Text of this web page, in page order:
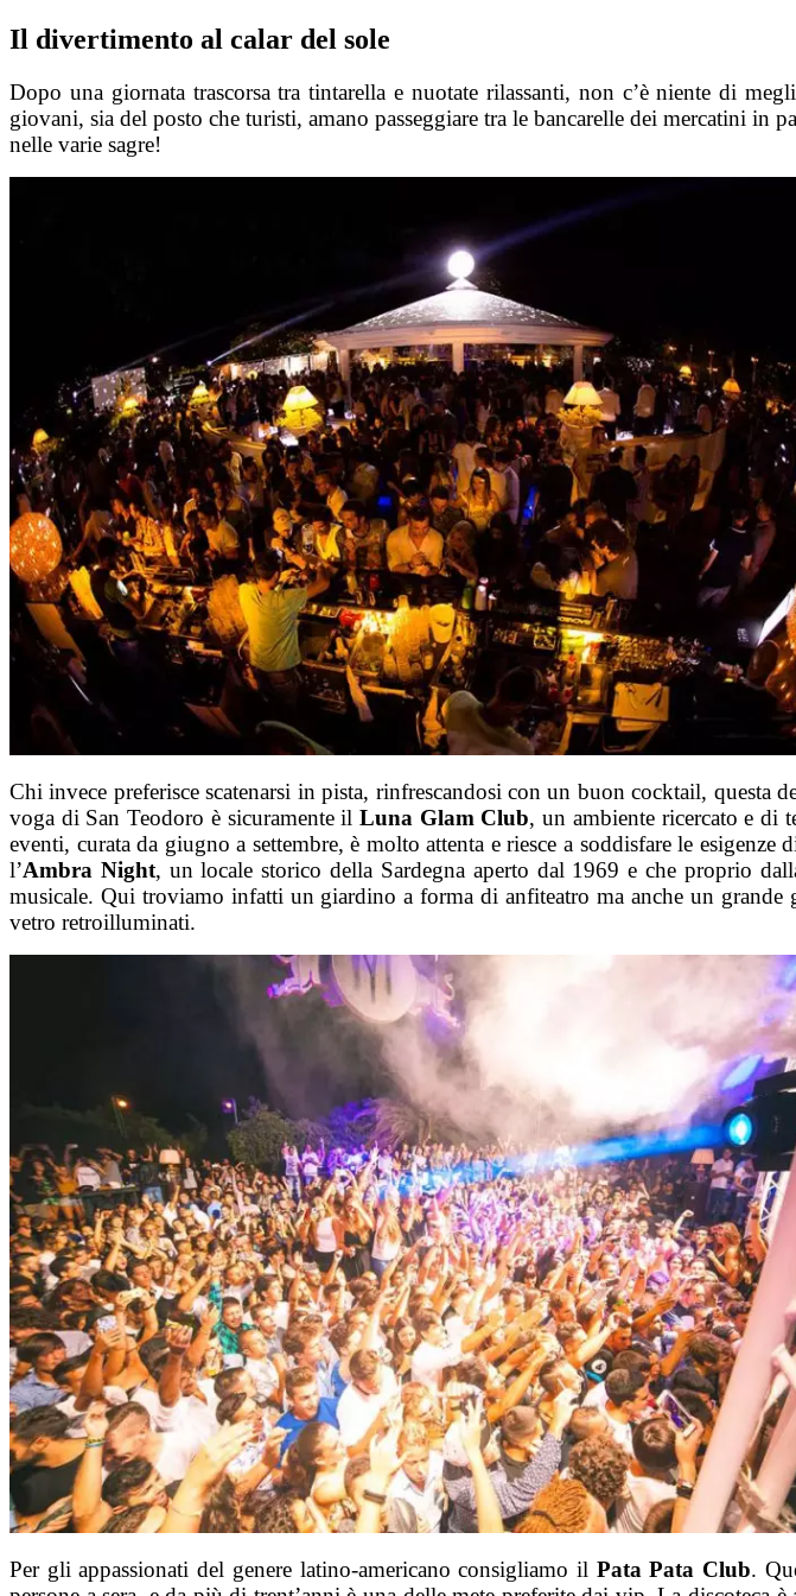
Salta
al
Il divertimento al calar del sole
Dopo una giornata trascorsa tra tintarella e nuotate rilassanti, non c’è niente di
giovani, sia del posto che turisti, amano passeggiare tra le bancarelle dei mercatini in
nelle varie sagre!
Chi invece preferisce scatenarsi in pista, rinfrescandosi con un buon cocktail,
voga di San Teodoro è sicuramente il Luna Glam Club, un ambiente ricercato e di
eventi, curata da giugno a settembre, è molto attenta e riesce a soddisfare le
l’Ambra Night, un locale storico della Sardegna aperto dal 1969 e che proprio
musicale. Qui troviamo infatti un giardino a forma di anfiteatro ma anche un
vetro retroilluminati.
Per gli appassionati del genere latino-americano consigliamo il Pata Pata Club.